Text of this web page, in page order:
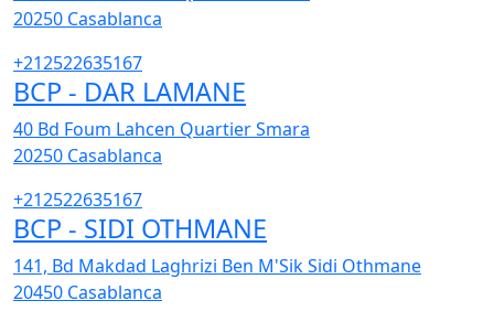
20250 Casablanca
+212522635167
BCP - DAR LAMANE
40 Bd Foum Lahcen Quartier Smara
20250 Casablanca
+212522635167
BCP - SIDI OTHMANE
141, Bd Makdad Laghrizi Ben M'Sik Sidi Othmane
20450 Casablanca